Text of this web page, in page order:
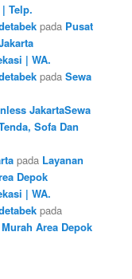
Telp.
pada Pusat
| WA.
padaSewa
JakartaSewa
Sofa Dan
pada Layanan
Depok
| WA.
pada
Area Depok